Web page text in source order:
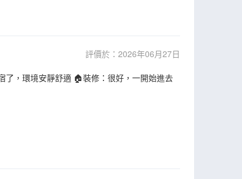
評價於：2026年06月27日
了，環境安靜舒適 🏠裝修：很好，一開始進去